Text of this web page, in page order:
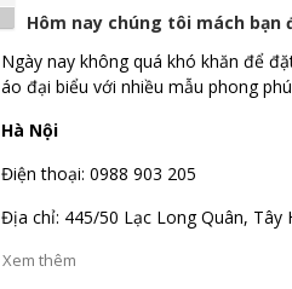
Hôm nay chúng tôi mách bạn
Ngày nay không quá khó khăn để
áo đại biểu với nhiều mẫu phong phú
Hà Nội
Điện thoại: 0988 903 205
Địa chỉ: 445/50 Lạc Long Quân, Tây
Xem thêm